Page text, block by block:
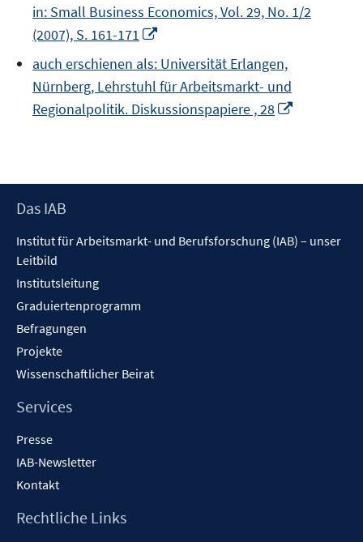
in: Small Business Economics, Vol. 29, No. 1/2
(2007), S. 161-171
Fenster
öffnen
auch erschienen als: Universität Erlangen,
Nürnberg, Lehrstuhl für Arbeitsmarkt- und
Regionalpolitik. Diskussionspapiere , 28
Footer
Das IAB
Institut für Arbeitsmarkt- und Berufsforschung (IAB) – unser
Leitbild
Institutsleitung
Graduiertenprogramm
Befragungen
Projekte
Wissenschaftlicher Beirat
Services
Presse
IAB-Newsletter
Kontakt
Rechtliche Links